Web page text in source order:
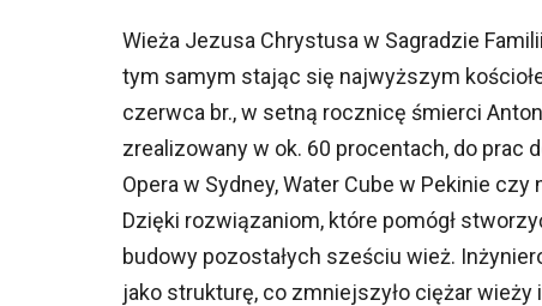
Wieża Jezusa Chrystusa w Sagradzie
tym samym stając się najwyższym
czerwca br., w setną rocznicę śmierci
zrealizowany w ok. 60 procentach, do prac
Opera w Sydney, Water Cube w Pekinie
Dzięki rozwiązaniom, które pomógł
budowy pozostałych sześciu wież.
jako strukturę, co zmniejszyło ciężar wieży